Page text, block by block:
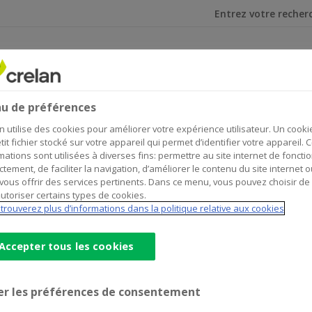
Je cherche
investir
- 2019-07-15
Programme Put and Call -
Branch
dated 2019-07-15
de préférences
utilise des cookies pour améliorer votre expérience utilisateur. Un
fichier stocké sur votre appareil qui permet d’identifier votre appareil.
sont utilisées à diverses fins: permettre au site internet de
de faciliter la navigation, d’améliorer le contenu du site internet
offrir des services pertinents. Dans ce menu, vous pouvez choisir de
certains types de cookies.
plus d’informations dans la politique relative aux cookies
tous les cookies
les préférences de consentement